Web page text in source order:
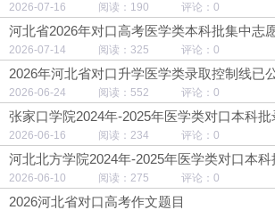
2026-07-16 阅读：190 评论：0
河北省2026年对口高考医学类本科批集中志
2026-07-14 阅读：325 评论：0
2026年河北省对口升学医学类录取控制线已
2026-06-24 阅读：552 评论：0
张家口学院2024年-2025年医学类对口本科
2026-06-16 阅读：234 评论：0
河北北方学院2024年-2025年医学类对口本
2026-06-10 阅读：275 评论：0
2026河北省对口高考作文题目